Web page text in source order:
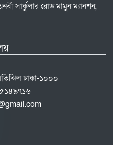
সার্কুলার রোড মামুন ম্যানশন,
ঢাকা-১০০০